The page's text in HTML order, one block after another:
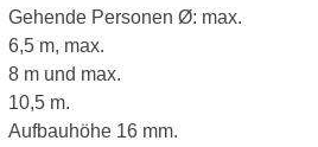
Gehende Personen Ø: max.
6,5 m, max.
8 m und max.
10,5 m.
Aufbauhöhe 16 mm.